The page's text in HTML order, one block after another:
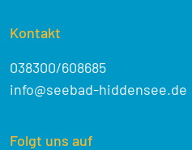
Kontakt
038300/608685
info@seebad-hiddensee.de
Folgt uns auf